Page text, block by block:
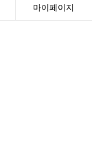
마이페이지